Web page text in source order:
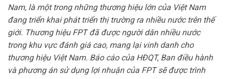
Nam, là một trong những thương hiệu lớn của Việt Nam
đang triển khai phát triển thị trường ra nhiều nước trên thế
giới. Thương hiệu FPT đã được người dân nhiều nước
trong khu vực đánh giá cao, mang lại vinh danh cho
thương hiệu Việt Nam. Báo cáo của HĐQT, Ban điều hành
và phương án sử dụng lợi nhuận của FPT sẽ được trình